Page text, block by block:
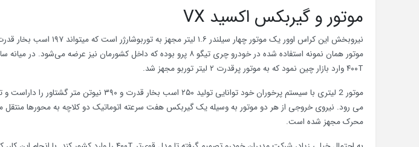
موتور و گیربکس اکسید VX
۴۰۰T وارد بازار چین نمود که به موتور پرقدرت ۲ لیتر توربو مجهز شد.
محرک مجهز شده است.